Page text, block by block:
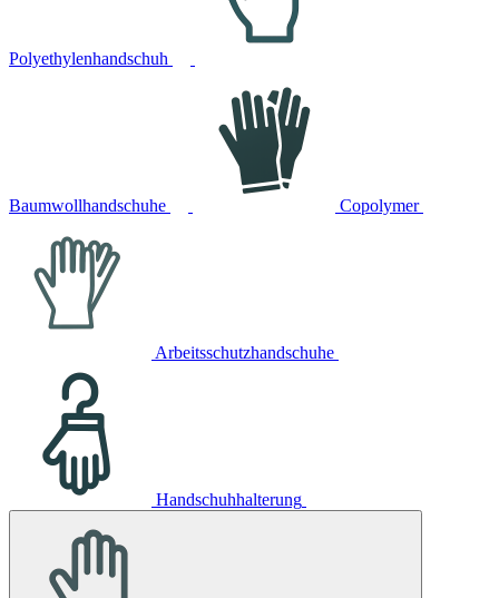
Polyethylenhandschuh
Baumwollhandschuhe Copolymer
Arbeitsschutzhandschuhe
Handschuhhalterung